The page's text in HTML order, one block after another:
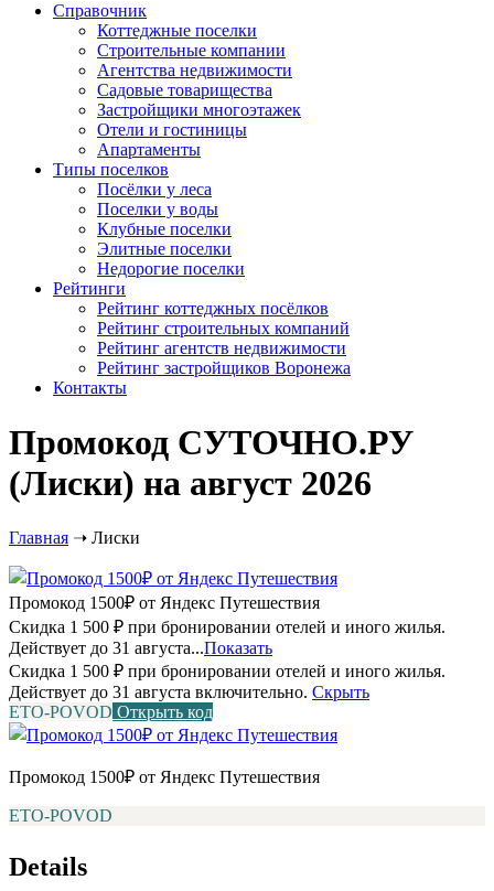
Справочник
Коттеджные поселки
Строительные компании
Агентства недвижимости
Садовые товарищества
Застройщики многоэтажек
Отели и гостиницы
Апартаменты
Типы поселков
Посёлки у леса
Поселки у воды
Клубные поселки
Элитные поселки
Недорогие поселки
Рейтинги
Рейтинг коттеджных посёлков
Рейтинг строительных компаний
Рейтинг агентств недвижимости
Рейтинг застройщиков Воронежа
Контакты
Промокод СУТОЧНО.РУ
(Лиски) на август 2026
Главная ➝ Лиски
Промокод 1500₽ от Яндекс Путешествия
Скидка 1 500 ₽ при бронировании отелей и иного жилья.
Действует до 31 августа...Показать
Скидка 1 500 ₽ при бронировании отелей и иного жилья.
Действует до 31 августа включительно. Скрыть
ETO-POVOD Открыть код
Промокод 1500₽ от Яндекс Путешествия
ETO-POVOD
Details